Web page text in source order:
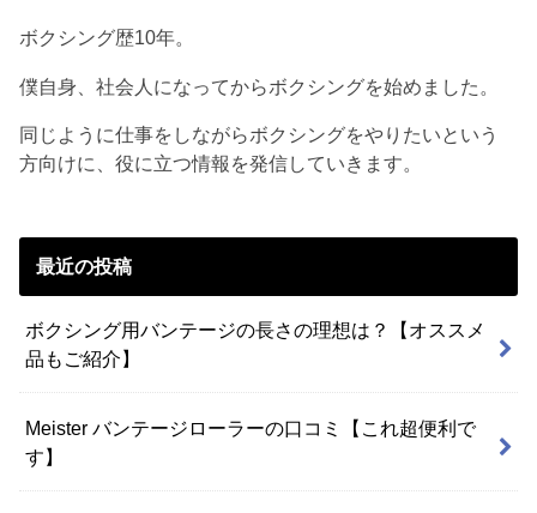
ボクシング歴10年。
僕自身、社会人になってからボクシングを始めました。
同じように仕事をしながらボクシングをやりたいという
方向けに、役に立つ情報を発信していきます。
最近の投稿
ボクシング用バンテージの長さの理想は？【オススメ
品もご紹介】
Meister バンテージローラーの口コミ【これ超便利で
す】